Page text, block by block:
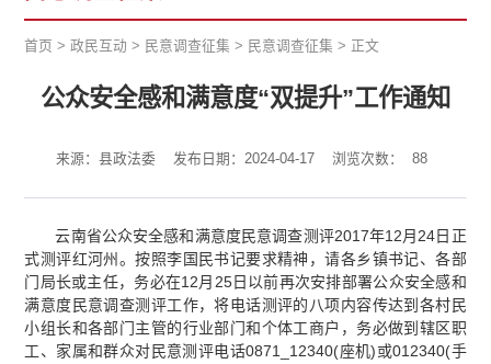
首页 >政民互动 > 民意调查征集 > 民意调查征集 > 正文
公众安全感和满意度“双提升”工作通知
来源：县政法委 发布日期：2024-04-17 浏览次数： 88
云南省公众安全感和满意度民意调查测评2017年12月24日正
式测评红河州。按照李国民书记要求精神，请各乡镇书记、各部
门局长或主任，务必在12月25日以前再次安排部署公众安全感和
满意度民意调查测评工作，将电话测评的八项内容传达到各村民
小组长和各部门主管的行业部门和个体工商户，务必做到辖区职
工、家属和群众对民意测评电话0871_12340(座机)或012340(手